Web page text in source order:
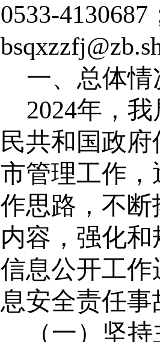
0533-4130687
一、总体情
2024年，
民共和国政
市管理工作
作思路，不
内容，强化
信息公开工
息安全责任事
（一） 坚